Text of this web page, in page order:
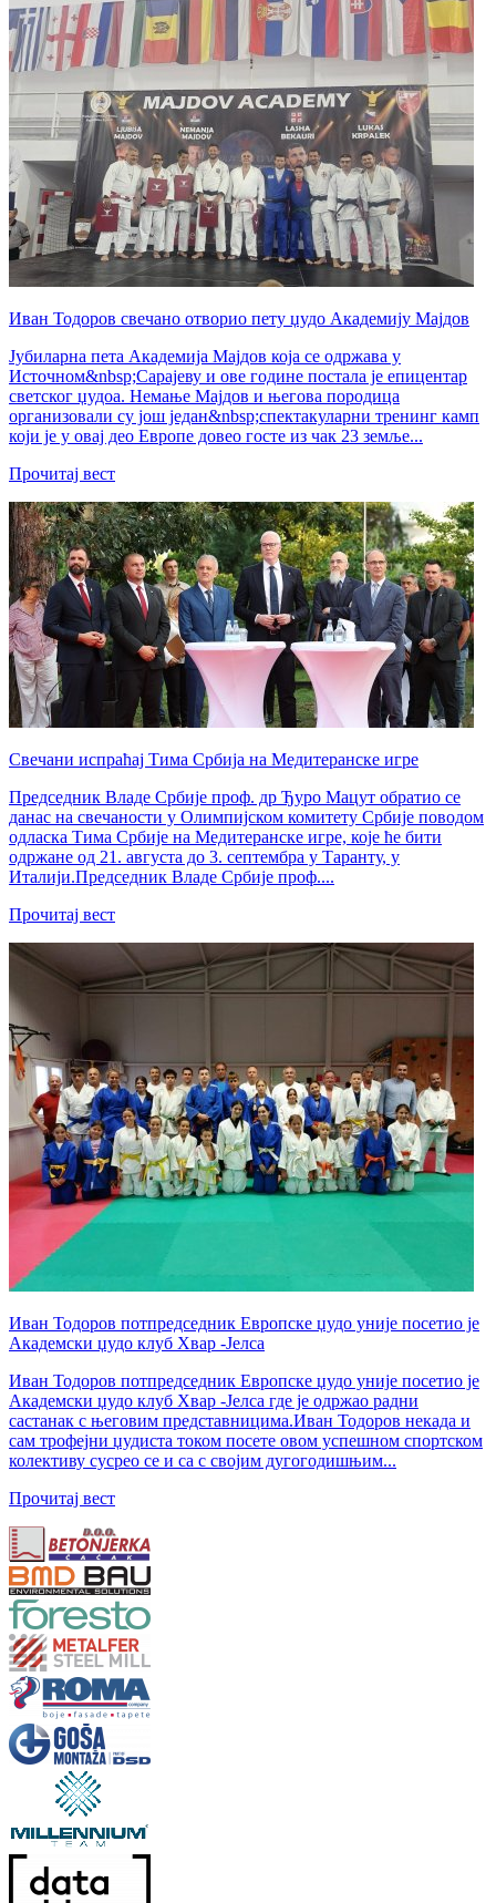
Иван Тодоров свечано отворио пету џудо Академију Мајдов
Јубиларна пета Академија Мајдов која се одржава у
Источном&nbsp;Сарајеву и ове године постала је епицентар
светског џудоа. Немање Мајдов и његова породица
организовали су још један&nbsp;спектакуларни тренинг камп
који је у овај део Европе довео госте из чак 23 земље...
Прочитај вест
Свечани испраћај Тима Србија на Медитеранске игре
Председник Владе Србије проф. др Ђуро Мацут обратио се
данас на свечаности у Олимпијском комитету Србије поводом
одласка Тима Србије на Медитеранске игре, које ће бити
одржане од 21. августа до 3. септембра у Таранту, у
Италији.Председник Владе Србије проф....
Прочитај вест
Иван Тодоров потпредседник Европске џудо уније посетио је
Академски џудо клуб Хвар -Јелса
Иван Тодоров потпредседник Европске џудо уније посетио је
Академски џудо клуб Хвар -Јелса где је одржао радни
састанак с његовим представницима.Иван Тодоров некада и
сам трофејни џудиста током посете овом успешном спортском
колективу сусрео се и са с својим дугогодишњим...
Прочитај вест